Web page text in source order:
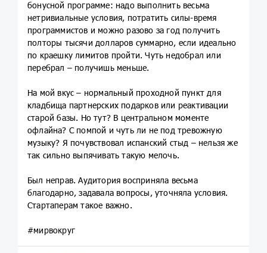
бонусной программе: надо выполнить весьма
нетривиальные условия, потратить силы-время
программистов и можно разово за год получить
полторы тысячи долларов суммарно, если идеально
по краешку лимитов пройти. Чуть недобрал или
перебрал – получишь меньше.
На мой вкус – нормальный проходной пункт для
кладбища партнерских подарков или реактивации
старой базы. Но тут? В центральном моменте
офлайна? С помпой и чуть ли не под тревожную
музыку? Я почувствовал испанский стыд – нельзя же
так сильно выпячивать такую мелочь.
Был неправ. Аудитория восприняла весьма
благодарно, задавала вопросы, уточняла условия.
Стартаперам такое важно.
#мирвокруг